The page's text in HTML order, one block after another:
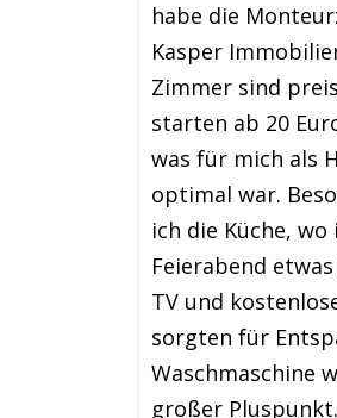
habe die
Kasper
Zimmer sind
starten ab 20
was für mich als
optimal war.
ich die Küche,
Feierabend
TV und
sorgten für
Waschmaschine
großer